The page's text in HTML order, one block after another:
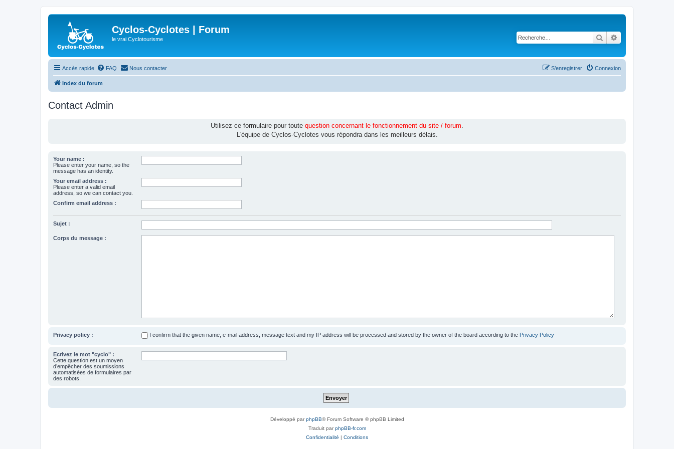
Cyclos-Cyclotes | Forum
le vrai Cyclotourisme Rechercher
Accès rapide FAQ Nous contacter Connexion
S’enregistrer
Index du forum
Contact Admin
Utilisez ce formulaire pour toute question concernant le fonctionnement du site / forum.
L'équipe de Cyclos-Cyclotes vous répondra dans les meilleurs délais.
Your name :
Please enter your name, so the
message has an identity.
Your email address :
Please enter a valid email
address, so we can contact you.
Confirm email address :
Sujet :
Corps du message :
Privacy policy : I confirm that the given name, e-mail address, message text and my IP address will be processed and stored by the owner of the board according to the Privacy Policy
Ecrivez le mot "cyclo" :
Cette question est un moyen
d’empêcher des soumissions
automatisées de formulaires par
des robots.
Développé parphpBB® Forum Software © phpBB Limited
Traduit parphpBB-fr.com
Confidentialité | Conditions